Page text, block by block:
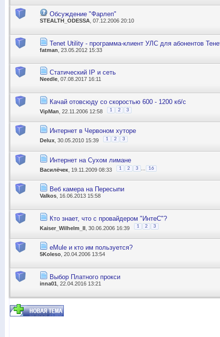
Обсуждение "Фарлеп"
STEALTH_ODESSA, 07.12.2006 20:10
Tenet Utility - программа-клиент УЛС для абонентов
fatman , 23.05.2012 15:33
Статический IP и сеть
Needle , 07.08.2017 16:11
Качай отовсюду со скоростью 600 - 1200 кб/с
VipMan , 22.11.2006 12:58 1 2 3
Интернет в Червоном хуторе
Delux , 30.05.2010 15:39 1 2 3
Интернет на Сухом лимане
Василёчек , 19.11.2009 08:33 1 2 3 16
Веб камера на Пересыпи
Valkos , 16.06.2013 15:58
Кто знает, что с провайдером "ИнтеС"?
Kaiser_Wilhelm_II , 30.06.2006 16:39 1 2 3
eMule и кто им пользуется?
5Koleso , 20.04.2006 13:54
Выбор Платного прокси
inna01 , 22.04.2016 13:21